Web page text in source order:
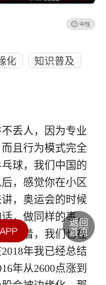
化
知识普及
丢人，因为专业
且行为模式完全
球，我们中国的
，感觉你在小区
，奥运会的时候
，做同样的事，
待着，我们也在
年我已经总结
年从2600点涨到